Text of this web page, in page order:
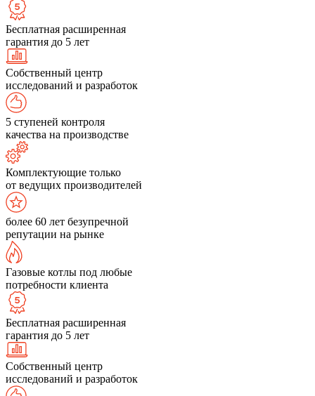
Бесплатная расширенная
гарантия до 5 лет
Собственный центр
исследований и разработок
5 ступеней контроля
качества на производстве
Комплектующие только
от ведущих производителей
более 60 лет безупречной
репутации на рынке
Газовые котлы под любые
потребности клиента
Бесплатная расширенная
гарантия до 5 лет
Собственный центр
исследований и разработок